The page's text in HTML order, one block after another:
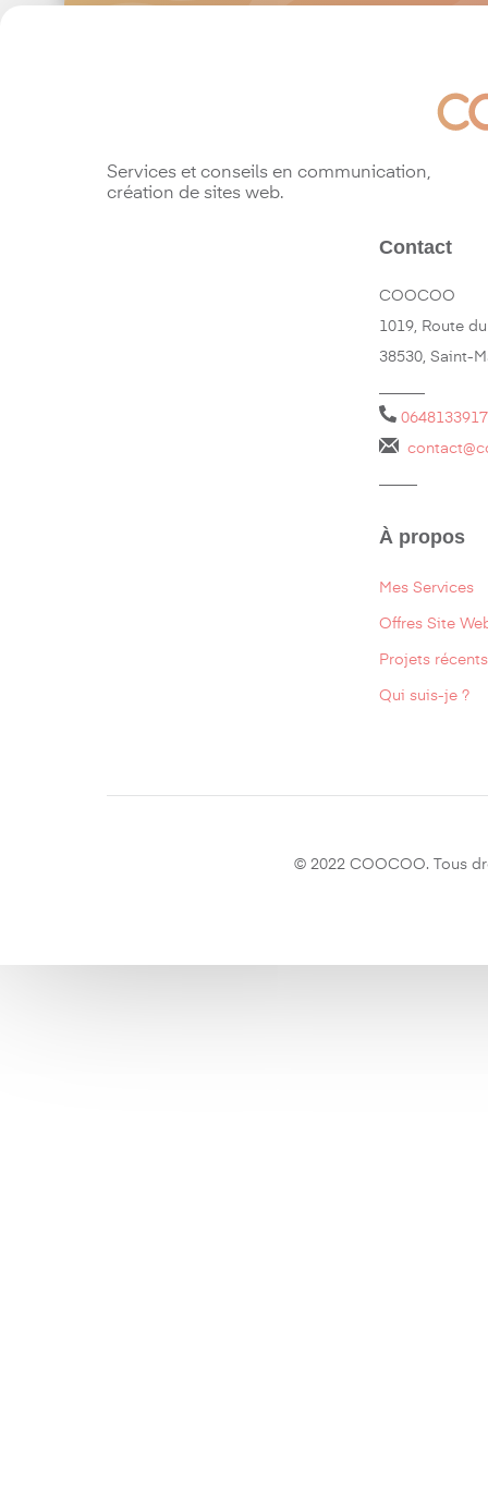
Services et conseils en communication,
création de sites web.
Contact
COOCOO
1019, Route
38530, Saint-
0648133917
À propos
Mes Services
Offres Site
Projets récents
Qui suis-je ?
© 2022 COOCOO. Tous